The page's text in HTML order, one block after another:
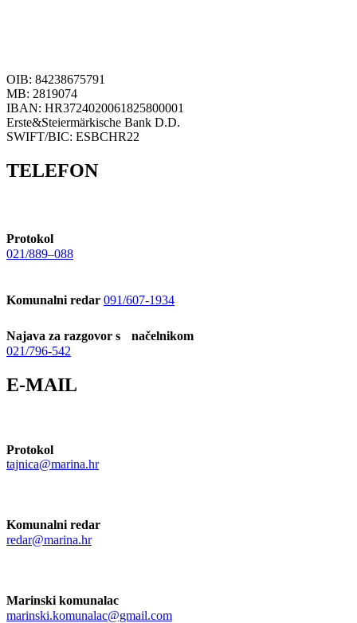
OIB: 84238675791
MB: 2819074
IBAN: HR3724020061825800001
Erste&Steiermärkische Bank D.D.
SWIFT/BIC: ESBCHR22
TELEFON
Protokol
021/889–088
Komunalni redar 091/607-1934
Najava za razgovor s načelnikom
021/796-542
E-MAIL
Protokol
tajnica@marina.hr
Komunalni redar
redar@marina.hr
Marinski komunalac
marinski.komunalac@gmail.com